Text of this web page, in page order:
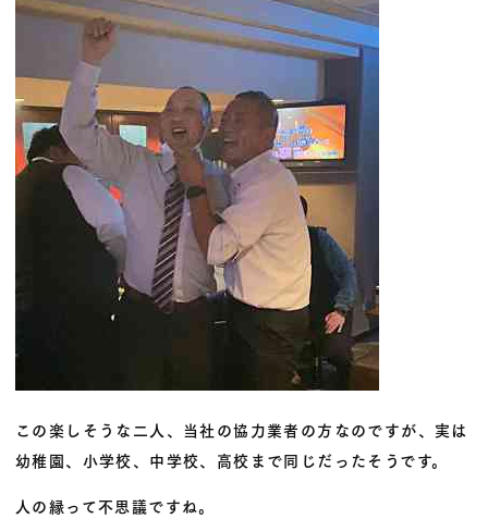
この楽しそうな二人、当社の協力業者の方なのですが、実は
幼稚園、小学校、中学校、高校まで同じだったそうです。
人の縁って不思議ですね。